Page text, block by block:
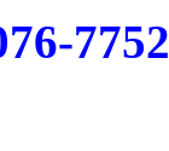
7752